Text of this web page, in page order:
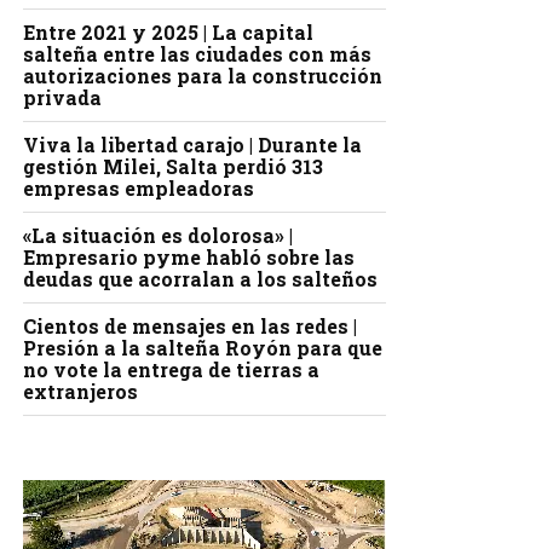
Entre 2021 y 2025 | La capital
salteña entre las ciudades con más
autorizaciones para la construcción
privada
Viva la libertad carajo | Durante la
gestión Milei, Salta perdió 313
empresas empleadoras
«La situación es dolorosa» |
Empresario pyme habló sobre las
deudas que acorralan a los salteños
Cientos de mensajes en las redes |
Presión a la salteña Royón para que
no vote la entrega de tierras a
extranjeros